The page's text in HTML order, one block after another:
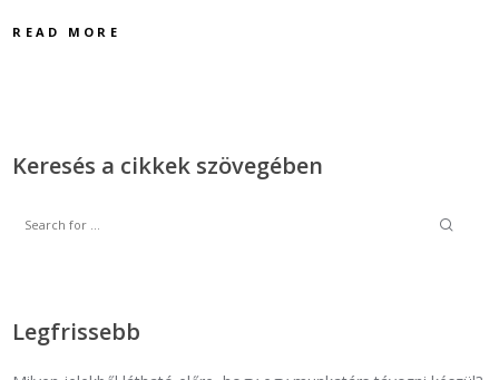
READ MORE
Keresés a cikkek szövegében
Legfrissebb